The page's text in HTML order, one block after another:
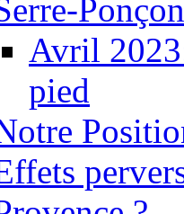
Avril
pied